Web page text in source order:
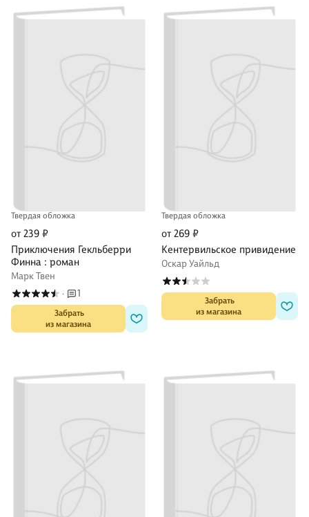
Твердая обложка
от 239 ₽
Приключения Гекльберри
Финна : роман
Марк Твен
· 1
Забрать
из магазина
Твердая обложка
от 269 ₽
Кентервильское привидение
Оскар Уайльд
Забрать
из магазина